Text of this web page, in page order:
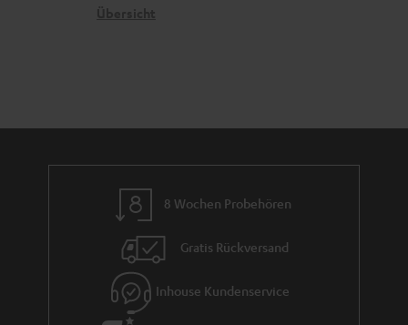
n
8 Wochen Probehören
Gratis Rückversand
Inhouse Kundenservice